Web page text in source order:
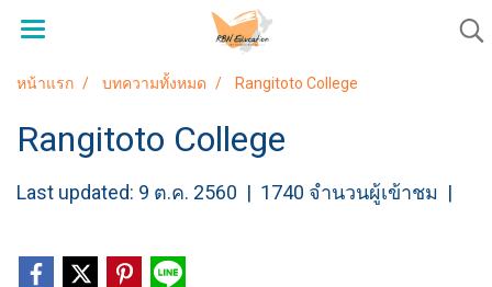
หน้าแรก บทความทั้งหมด Rangitoto College
Rangitoto College
Last updated: 9 ต.ค. 2560 | 1740 จำนวนผู้เข้าชม |